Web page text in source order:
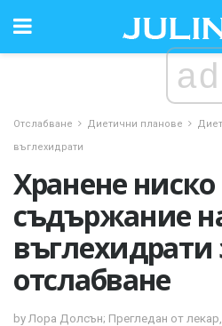
ad
Отслабване Диетични планове
въглехидрати
Хранене ниско
съдържание
въглехидрати
отслабване
by Лора Долсън; Прегледан от